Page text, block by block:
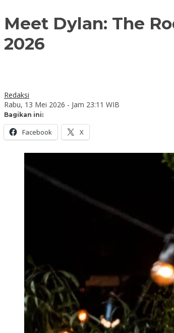
Meet Dylan: The
2026
Redaksi
Rabu, 13 Mei 2026 - Jam 23:11 WIB
Bagikan ini:
Facebook X